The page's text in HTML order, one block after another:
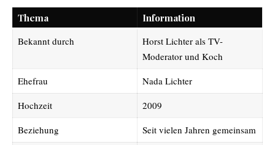
Thema
Information
Bekannt durch
Horst Lichter als TV-
Moderator und Koch
Ehefrau
Nada Lichter
Hochzeit
2009
Beziehung
Seit vielen Jahren gemeinsam